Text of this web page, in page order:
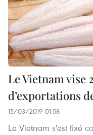
Le Vietnam vise
d’exportations
15/03/2019 01:58
Le Vietnam s'est fixé